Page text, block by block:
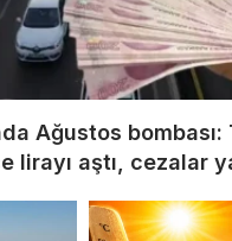
Ağustos bombası:
lirayı aştı, cezalar